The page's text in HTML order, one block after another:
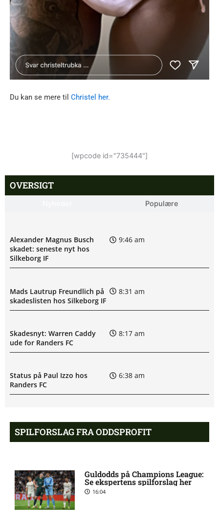
Du kan se mere til Christel her.
[wpcode id="735444"]
OVERSIGT
Populære
Alexander Magnus Busch
skadet: seneste nyt hos
Silkeborg IF
9:46 am
Mads Lautrup Freundlich på
skadeslisten hos Silkeborg IF
8:31 am
Skadesnyt: Warren Caddy
ude for Randers FC
8:17 am
Status på Paul Izzo hos
Randers FC
6:38 am
mod Brøndby IF: Optakt,
forventede opstillinger,
Superligaen – Randers FC
mod Lyngby Boldklub:
Optakt, forventede
6:08 am
SPILFORSLAG FRA ODDSPROFIT
Guldodds på Champions League:
Se ekspertens spilforslag her
16:04